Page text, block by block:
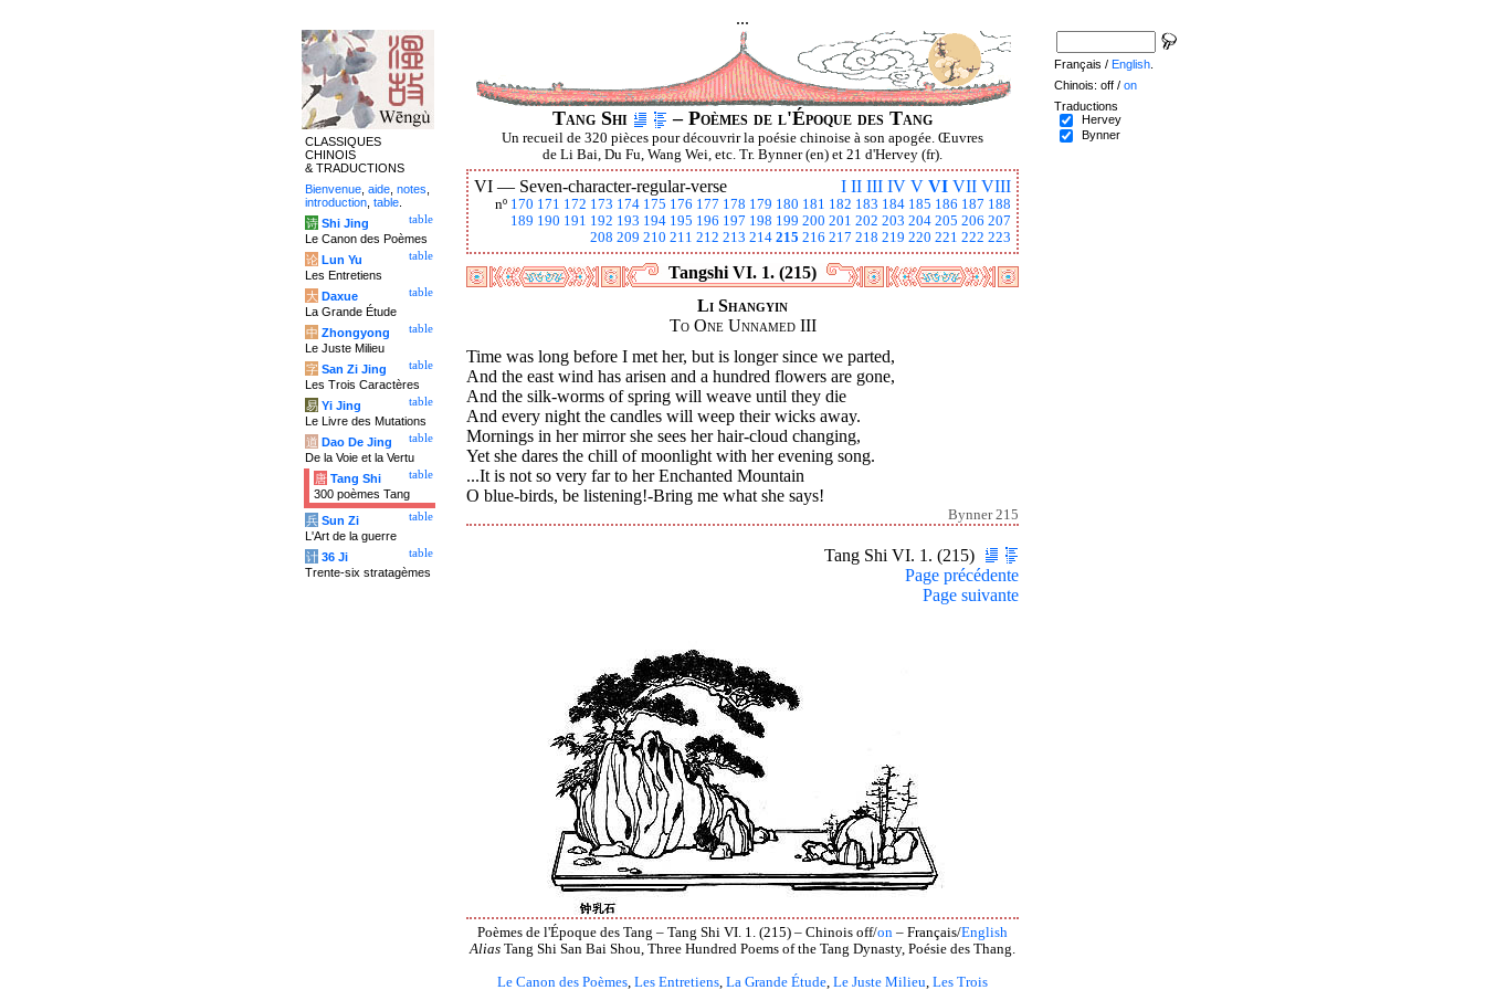
...
Tang Shi – Poèmes de l'Époque des Tang
Un recueil de 320 pièces pour découvrir la poésie chinoise à son apogée. Œuvres
de Li Bai, Du Fu, Wang Wei, etc. Tr. Bynner (en) et 21 d'Hervey (fr).
I II III IV V VI VII VIII
VI — Seven-character-regular-verse
nº 170 171 172 173 174 175 176 177 178 179 180 181 182 183 184 185 186 187 188
189 190 191 192 193 194 195 196 197 198 199 200 201 202 203 204 205 206 207
208 209 210 211 212 213 214 215 216 217 218 219 220 221 222 223
Tangshi VI. 1. (215)
Li Shangyin
To One Unnamed III
Time was long before I met her, but is longer since we parted,
And the east wind has arisen and a hundred flowers are gone,
And the silk-worms of spring will weave until they die
And every night the candles will weep their wicks away.
Mornings in her mirror she sees her hair-cloud changing,
Yet she dares the chill of moonlight with her evening song.
...It is not so very far to her Enchanted Mountain
O blue-birds, be listening!-Bring me what she says!
Bynner 215
Tang Shi VI. 1. (215)
Page précédente
Page suivante
Poèmes de l'Époque des Tang – Tang Shi VI. 1. (215) – Chinois off/on – Français/English
Alias Tang Shi San Bai Shou, Three Hundred Poems of the Tang Dynasty, Poésie des Thang.
Le Canon des Poèmes, Les Entretiens, La Grande Étude, Le Juste Milieu, Les Trois
CLASSIQUES
CHINOIS
& TRADUCTIONS
Bienvenue aide notes
introduction table
table
诗 Shi Jing
Le Canon des Poèmes
table
论 Lun Yu
Les Entretiens
table
大 Daxue
La Grande Étude
table
中 Zhongyong
Le Juste Milieu
table
字 San Zi Jing
Les Trois Caractères
table
易 Yi Jing
Le Livre des Mutations
table
道 Dao De Jing
De la Voie et la Vertu
table
唐 Tang Shi
300 poèmes Tang
table
兵 Sun Zi
L'Art de la guerre
table
计 36 Ji
Trente-six stratagèmes
Français / English
Chinois: off / on
Traductions
Hervey
Bynner